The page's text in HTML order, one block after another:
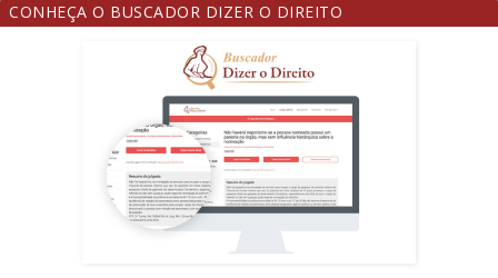
CONHEÇA O BUSCADOR DIZER O DIREITO